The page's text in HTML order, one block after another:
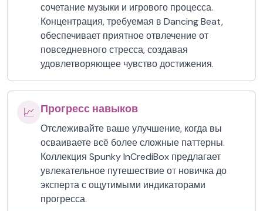
сочетание музыки и игрового процесса.
Концентрация, требуемая в Dancing Beat,
обеспечивает приятное отвлечение от
повседневного стресса, создавая
удовлетворяющее чувство достижения.
📈 Прогресс навыков
Отслеживайте ваше улучшение, когда вы
осваиваете всё более сложные паттерны.
Коллекция Spunky InCrediBox предлагает
увлекательное путешествие от новичка до
эксперта с ощутимыми индикаторами
прогресса.